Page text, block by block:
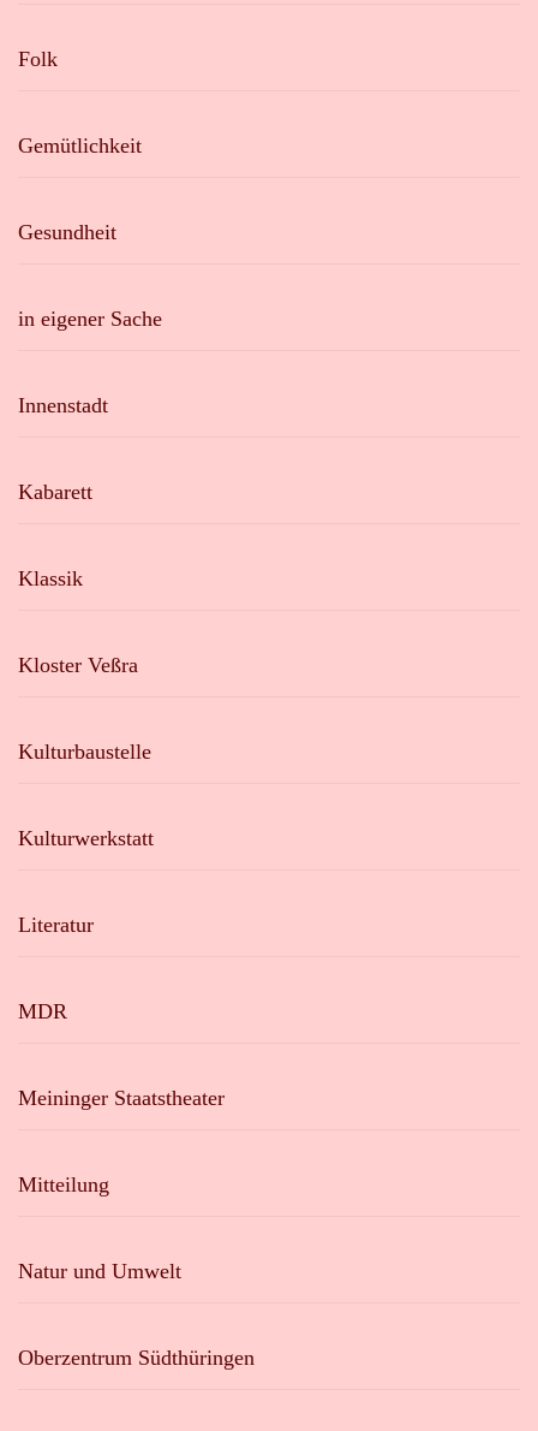
Folk
Gemütlichkeit
Gesundheit
in eigener Sache
Innenstadt
Kabarett
Klassik
Kloster Veßra
Kulturbaustelle
Kulturwerkstatt
Literatur
MDR
Meininger Staatstheater
Mitteilung
Natur und Umwelt
Oberzentrum Südthüringen